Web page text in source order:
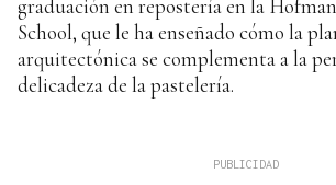
graduación en repostería en la
School, que le ha enseñado cómo la
arquitectónica se complementa a la
delicadeza de la pastelería.